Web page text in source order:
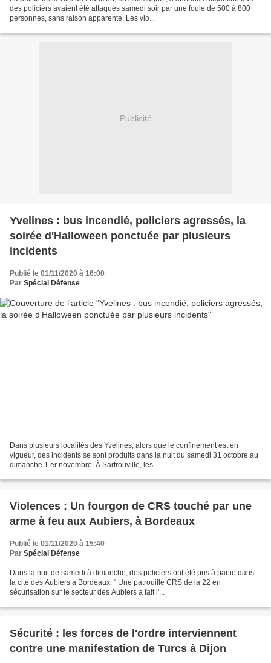
des policiers avaient été attaqués samedi soir par une foule de 500 à 800
personnes, sans raison apparente. Les vio...
Publicité
Yvelines : bus incendié, policiers agressés, la
soirée d'Halloween ponctuée par plusieurs
incidents
Publié le 01/11/2020 à 16:00
Par Spécial Défense
Dans plusieurs localités des Yvelines, alors que le confinement est en
vigueur, des incidents se sont produits dans la nuit du samedi 31 octobre au
dimanche 1 er novembre. À Sartrouville, les ...
Violences : Un fourgon de CRS touché par une
arme à feu aux Aubiers, à Bordeaux
Publié le 01/11/2020 à 15:40
Par Spécial Défense
Dans la nuit de samedi à dimanche, des policiers ont été pris à partie dans
la cité des Aubiers à Bordeaux. " Une patrouille CRS de la 22 en
sécurisation sur le secteur des Aubiers a fait l'...
Sécurité : les forces de l'ordre interviennent
contre une manifestation de Turcs à Dijon